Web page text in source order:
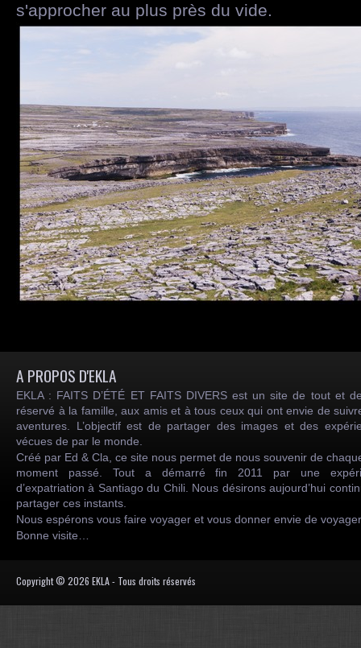
s'approcher au plus près du vide.
A PROPOS D'EKLA
EKLA : FAITS D’ÉTÉ ET FAITS DIVERS est un site de tout et
réservé à la famille, aux amis et à tous ceux qui ont envie de
aventures. L’objectif est de partager des images et des
vécues de par le monde.
Créé par Ed & Cla, ce site nous permet de nous souvenir de
moment passé. Tout a démarré fin 2011 par une
d’expatriation à Santiago du Chili. Nous désirons aujourd’hui
partager ces instants.
Nous espérons vous faire voyager et vous donner envie de
Bonne visite…
Copyright © 2026 EKLA - Tous droits réservés